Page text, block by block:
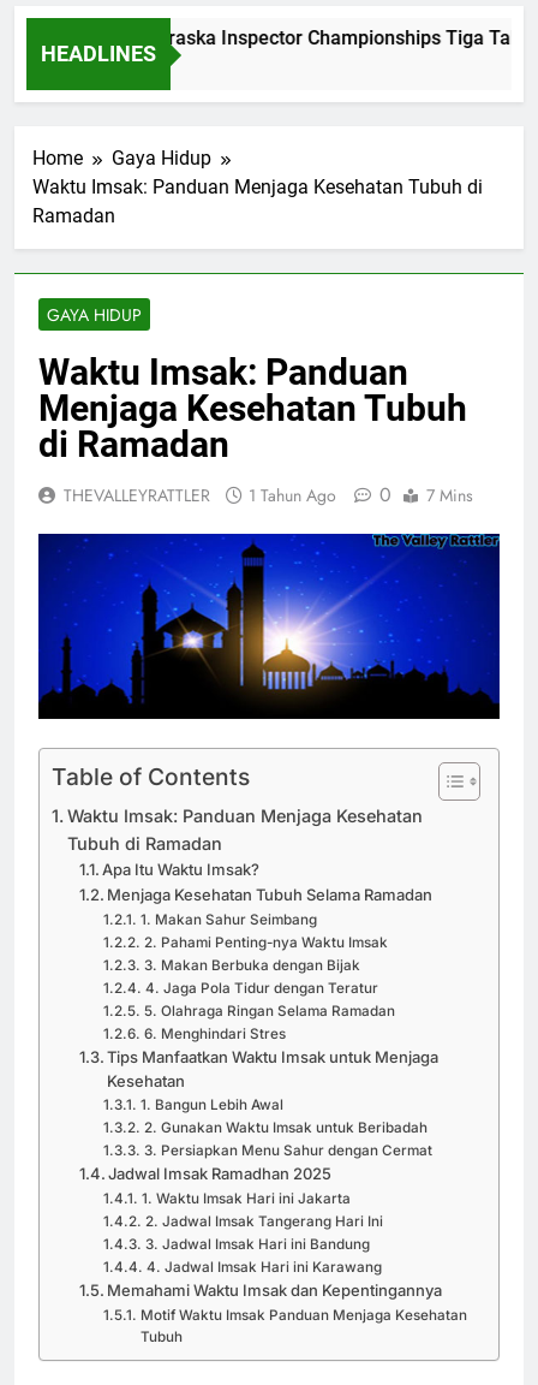
HEADLINES
Dominasi Nebraska Inspector Championships Tiga Tahun
2 Bulan Ago
Home
Gaya Hidup
Waktu Imsak: Panduan Menjaga Kesehatan Tubuh di
Ramadan
GAYA HIDUP
Waktu Imsak: Panduan
Menjaga Kesehatan Tubuh
di Ramadan
THEVALLEYRATTLER 1 Tahun Ago 0 7 Mins
Table of Contents
Waktu Imsak: Panduan Menjaga Kesehatan
Tubuh di Ramadan
Apa Itu Waktu Imsak?
Menjaga Kesehatan Tubuh Selama Ramadan
1. Makan Sahur Seimbang
2. Pahami Penting-nya Waktu Imsak
3. Makan Berbuka dengan Bijak
4. Jaga Pola Tidur dengan Teratur
5. Olahraga Ringan Selama Ramadan
6. Menghindari Stres
Tips Manfaatkan Waktu Imsak untuk Menjaga
Kesehatan
1. Bangun Lebih Awal
2. Gunakan Waktu Imsak untuk Beribadah
3. Persiapkan Menu Sahur dengan Cermat
Jadwal Imsak Ramadhan 2025
1. Waktu Imsak Hari ini Jakarta
2. Jadwal Imsak Tangerang Hari Ini
3. Jadwal Imsak Hari ini Bandung
4. Jadwal Imsak Hari ini Karawang
Memahami Waktu Imsak dan Kepentingannya
Motif Waktu Imsak Panduan Menjaga Kesehatan
Tubuh